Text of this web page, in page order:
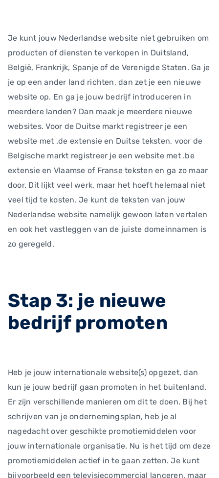
Je kunt jouw Nederlandse website niet gebruiken om
producten of diensten te verkopen in Duitsland,
België, Frankrijk, Spanje of de Verenigde Staten. Ga je
je op een ander land richten, dan zet je een nieuwe
website op. En ga je jouw bedrijf introduceren in
meerdere landen? Dan maak je meerdere nieuwe
websites. Voor de Duitse markt registreer je een
website met .de extensie en Duitse teksten, voor de
Belgische markt registreer je een website met .be
extensie en Vlaamse of Franse teksten en ga zo maar
door. Dit lijkt veel werk, maar het hoeft helemaal niet
veel tijd te kosten. Je kunt de teksten van jouw
Nederlandse website namelijk gewoon laten vertalen
en ook het vastleggen van de juiste domeinnamen is
zo geregeld.
Stap 3: je nieuwe
bedrijf promoten
Heb je jouw internationale website(s) opgezet, dan
kun je jouw bedrijf gaan promoten in het buitenland.
Er zijn verschillende manieren om dit te doen. Bij het
schrijven van je ondernemingsplan, heb je al
nagedacht over geschikte promotiemiddelen voor
jouw internationale organisatie. Nu is het tijd om deze
promotiemiddelen actief in te gaan zetten. Je kunt
bijvoorbeeld een televisiecommercial lanceren, maar